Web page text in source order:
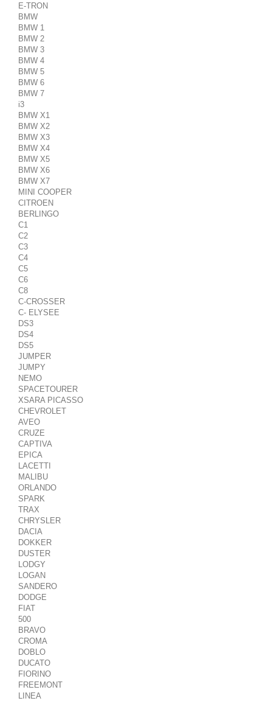
E-TRON
BMW
BMW 1
BMW 2
BMW 3
BMW 4
BMW 5
BMW 6
BMW 7
i3
BMW X1
BMW X2
BMW X3
BMW X4
BMW X5
BMW X6
BMW X7
MINI COOPER
CITROEN
BERLINGO
C1
C2
C3
C4
C5
C6
C8
C-CROSSER
C- ELYSEE
DS3
DS4
DS5
JUMPER
JUMPY
NEMO
SPACETOURER
XSARA PICASSO
CHEVROLET
AVEO
CRUZE
CAPTIVA
EPICA
LACETTI
MALIBU
ORLANDO
SPARK
TRAX
CHRYSLER
DACIA
DOKKER
DUSTER
LODGY
LOGAN
SANDERO
DODGE
FIAT
500
BRAVO
CROMA
DOBLO
DUCATO
FIORINO
FREEMONT
LINEA